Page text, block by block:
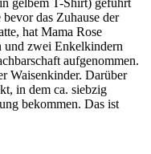
das Zuhause der
hat Mama Rose
und zwei Enkelkindern
aufgenommen.
Waisenkinder. Darüber
in dem ca. siebzig
bekommen. Das ist